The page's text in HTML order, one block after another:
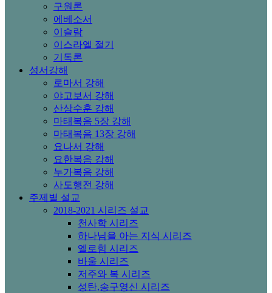
구원론
에베소서
이슬람
이스라엘 절기
기독론
성서강해
로마서 강해
야고보서 강해
산상수훈 강해
마태복음 5장 강해
마태복음 13장 강해
요나서 강해
요한복음 강해
누가복음 강해
사도행전 강해
주제별 설교
2018-2021 시리즈 설교
천사학 시리즈
하나님을 아는 지식 시리즈
엘로힘 시리즈
바울 시리즈
저주와 복 시리즈
성탄,송구영신 시리즈